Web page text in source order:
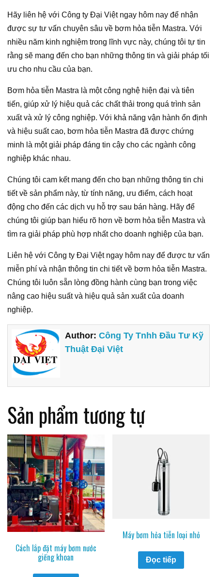
Hãy liên hệ với Công ty Đại Việt ngay hôm nay để nhận
được sự tư vấn chuyên sâu về bơm hỏa tiễn Mastra. Với
nhiều năm kinh nghiệm trong lĩnh vực này, chúng tôi tự tin
rằng sẽ mang đến cho bạn những thông tin và giải pháp tối
ưu cho nhu cầu của bạn.
Bơm hỏa tiễn Mastra là một công nghệ hiện đại và tiên
tiến, giúp xử lý hiệu quả các chất thải trong quá trình sản
xuất và xử lý công nghiệp. Với khả năng vận hành ổn định
và hiệu suất cao, bơm hỏa tiễn Mastra đã được chứng
minh là một giải pháp đáng tin cậy cho các ngành công
nghiệp khác nhau.
Chúng tôi cam kết mang đến cho bạn những thông tin chi
tiết về sản phẩm này, từ tính năng, ưu điểm, cách hoạt
động cho đến các dịch vụ hỗ trợ sau bán hàng. Hãy để
chúng tôi giúp bạn hiểu rõ hơn về bơm hỏa tiễn Mastra và
tìm ra giải pháp phù hợp nhất cho doanh nghiệp của bạn.
Liên hệ với Công ty Đại Việt ngay hôm nay để được tư vấn
miễn phí và nhận thông tin chi tiết về bơm hỏa tiễn Mastra.
Chúng tôi luôn sẵn lòng đồng hành cùng bạn trong việc
nâng cao hiệu suất và hiệu quả sản xuất của doanh
nghiệp.
Author:Công Ty Tnhh Đầu Tư Kỹ
Thuật Đại Việt
Sản phẩm tương tự
Cách lắp đặt máy bơm nước
giếng khoan
Máy bơm hỏa tiễn loại nhỏ
Đọc tiếp